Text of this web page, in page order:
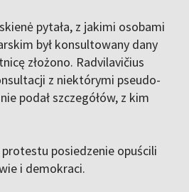
pytała, z jakimi osobami
był konsultowany dany
złożono. Radvilavičius
z niektórymi pseudo-
podał szczegółów, z kim
posiedzenie opuścili
i demokraci.